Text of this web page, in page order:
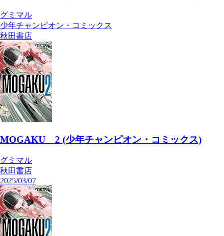
グミマル
少年チャンピオン・コミックス
秋田書店
MOGAKU 2 (少年チャンピオン・コミックス)
グミマル
秋田書店
2025/03/07